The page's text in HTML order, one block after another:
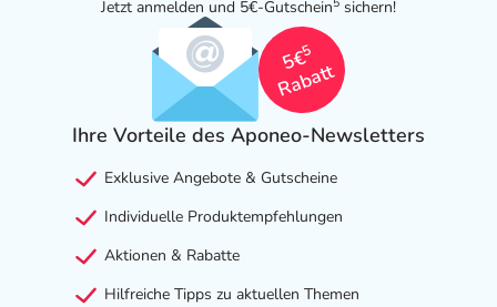
als das Risiko, das die Anwendung bei einer
Gegenanzeige in sich birgt.
Welche unerwünschten Wirkungen können auftreten?
- Magen-Darm-Beschwerden, wie:
- Übelkeit
- Mundtrockenheit
- Kopfschmerzen
Jetzt anmelden und 5€-Gutschein sichern!
5€
5
Rabatt
Ihre Vorteile des Aponeo-Newsletters
Exklusive Angebote & Gutscheine
Individuelle Produktempfehlungen
Aktionen & Rabatte
Hilfreiche Tipps zu aktuellen Themen